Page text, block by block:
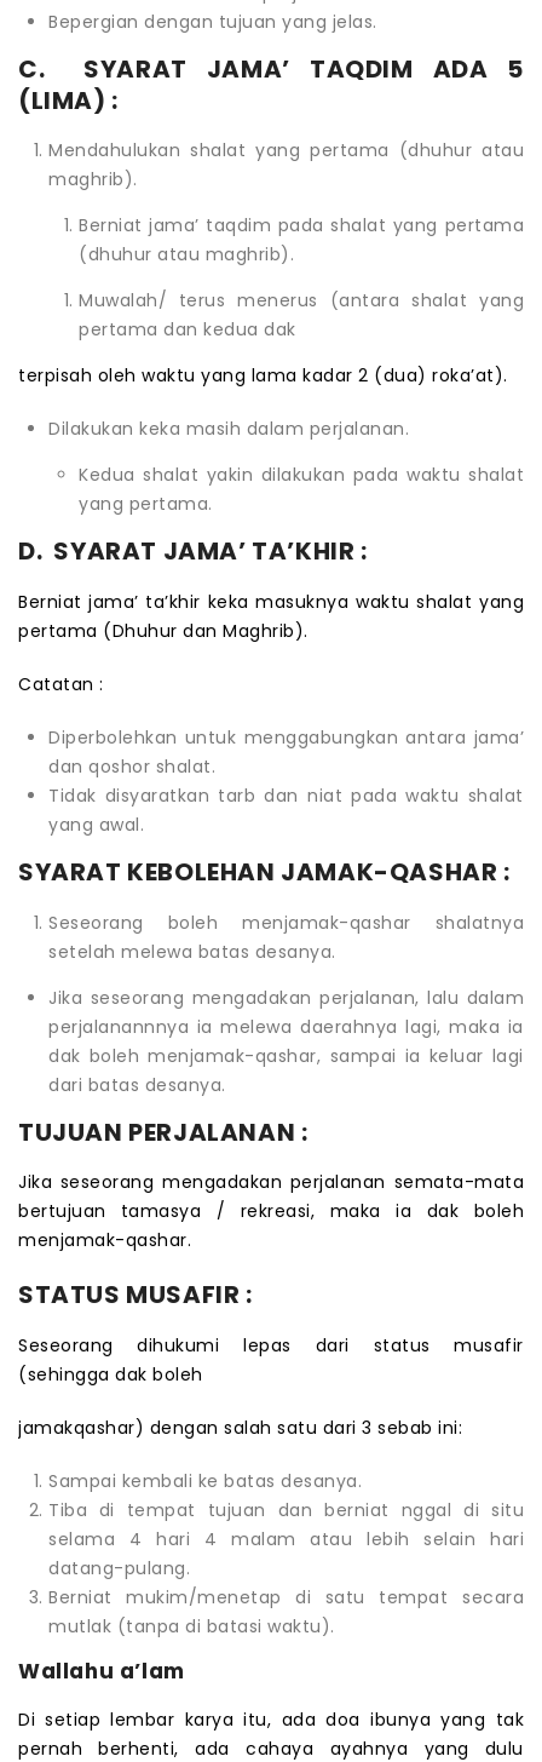
Bepergian dengan tujuan yang jelas.
C. SYARAT JAMA’ TAQDIM ADA 5
(LIMA) :
Mendahulukan shalat yang pertama (dhuhur atau
maghrib).
Berniat jama’ taqdim pada shalat yang pertama
(dhuhur atau maghrib).
Muwalah/ terus menerus (antara shalat yang
pertama dan kedua dak
terpisah oleh waktu yang lama kadar 2 (dua) roka’at).
Dilakukan keka masih dalam perjalanan.
Kedua shalat yakin dilakukan pada waktu shalat
yang pertama.
D. SYARAT JAMA’ TA’KHIR :
Berniat jama’ ta’khir keka masuknya waktu shalat yang
pertama (Dhuhur dan Maghrib).
Catatan :
Diperbolehkan untuk menggabungkan antara jama’
dan qoshor shalat.
Tidak disyaratkan tarb dan niat pada waktu shalat
yang awal.
SYARAT KEBOLEHAN JAMAK-QASHAR :
Seseorang boleh menjamak-qashar shalatnya
setelah melewa batas desanya.
Jika seseorang mengadakan perjalanan, lalu dalam
perjalanannnya ia melewa daerahnya lagi, maka ia
dak boleh menjamak-qashar, sampai ia keluar lagi
dari batas desanya.
TUJUAN PERJALANAN :
Jika seseorang mengadakan perjalanan semata-mata
bertujuan tamasya / rekreasi, maka ia dak boleh
menjamak-qashar.
STATUS MUSAFIR :
Seseorang dihukumi lepas dari status musafir
(sehingga dak boleh
jamakqashar) dengan salah satu dari 3 sebab ini:
Sampai kembali ke batas desanya.
Tiba di tempat tujuan dan berniat nggal di situ
selama 4 hari 4 malam atau lebih selain hari
datang-pulang.
Berniat mukim/menetap di satu tempat secara
mutlak (tanpa di batasi waktu).
Wallahu a’lam
Di setiap lembar karya itu, ada doa ibunya yang tak
pernah berhenti, ada cahaya ayahnya yang dulu